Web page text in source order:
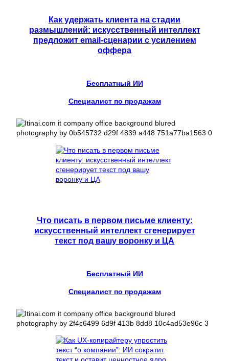
Как удержать клиента на стадии
размышлений: искусственный интеллект
предложит email-сценарии с усилением
оффера
Бесплатный ИИ
Специалист по продажам
Что писать в первом письме клиенту:
искусственный интеллект сгенерирует
текст под вашу воронку и ЦА
Бесплатный ИИ
Специалист по продажам